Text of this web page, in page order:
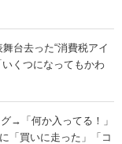
台去った“消費税アイ
くつになってもかわ
→「何か入ってる！」
買いに走った」「コ